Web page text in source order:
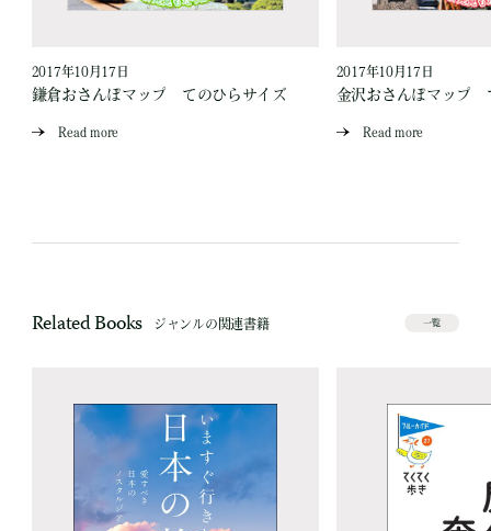
2017年10月17日
鎌倉おさんぽマップ てのひらサイズ
Read more
2017年10月17日
金沢おさんぽマップ
Read more
Related Books ジャンルの関連書籍 一覧